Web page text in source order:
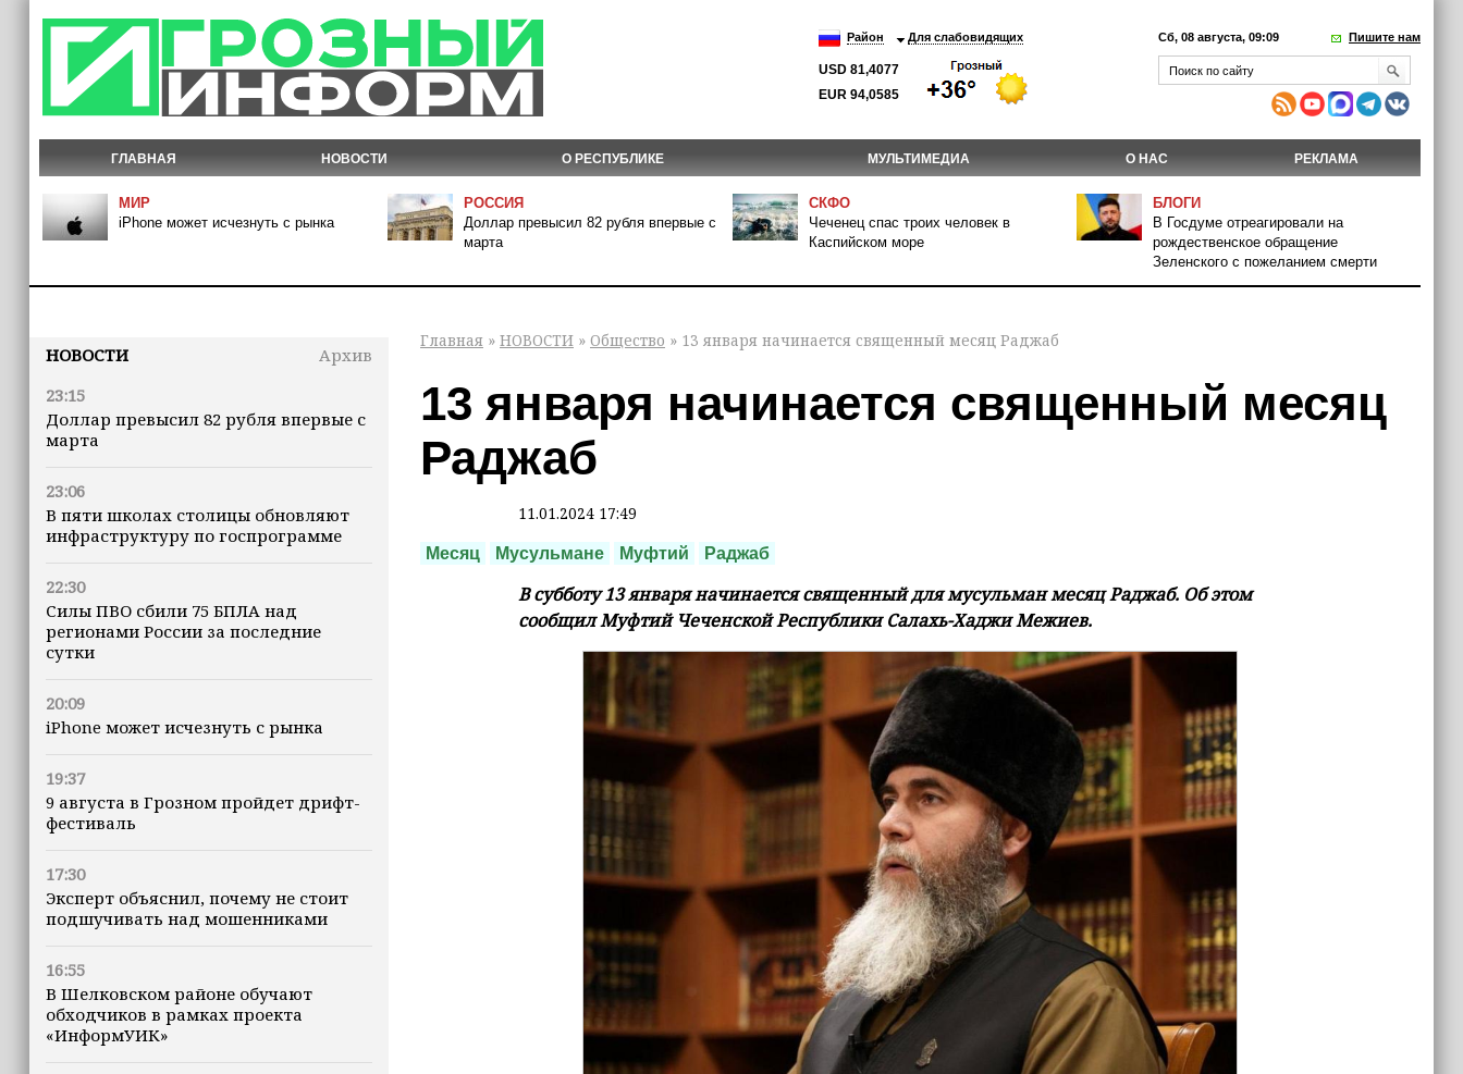
Район Для слабовидящих
USD 81,4077
EUR 94,0585
Сб, 08 августа, 09:09 Пишите нам
ГЛАВНАЯ НОВОСТИ О РЕСПУБЛИКЕ МУЛЬТИМЕДИА О НАС РЕКЛАМА
МИР
iPhone может исчезнуть с рынка
РОССИЯ
Доллар превысил 82 рубля впервые с
марта
СКФО
Чеченец спас троих человек в
Каспийском море
БЛОГИ
В Госдуме отреагировали на
рождественское обращение
Зеленского с пожеланием смерти
НОВОСТИ
Архив
23:15
Доллар превысил 82 рубля впервые с
марта
23:06
В пяти школах столицы обновляют
инфраструктуру по госпрограмме
22:30
Силы ПВО сбили 75 БПЛА над
регионами России за последние
сутки
20:09
iPhone может исчезнуть с рынка
19:37
9 августа в Грозном пройдет дрифт-
фестиваль
17:30
Эксперт объяснил, почему не стоит
подшучивать над мошенниками
16:55
В Шелковском районе обучают
обходчиков в рамках проекта
«ИнформУИК»
Главная » НОВОСТИ » Общество » 13 января начинается священный месяц Раджаб
13 января начинается священный месяц
Раджаб
11.01.2024 17:49
Месяц Мусульмане Муфтий Раджаб
В субботу 13 января начинается священный для мусульман месяц Раджаб. Об этом
сообщил Муфтий Чеченской Республики Салахь-Хаджи Межиев.